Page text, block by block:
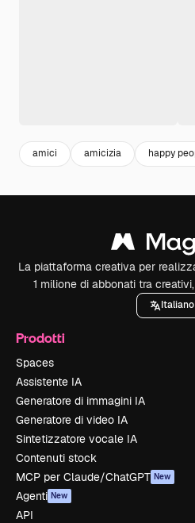
amici amicizia happy
La piattaforma creativa per
1 milione di abbonati tra
Italiano
Prodotti
Spaces
Assistente IA
Generatore di immagini IA
Generatore di video IA
Sintetizzatore vocale IA
Contenuti stock
MCP per Claude/ChatGPT New
Agenti New
API